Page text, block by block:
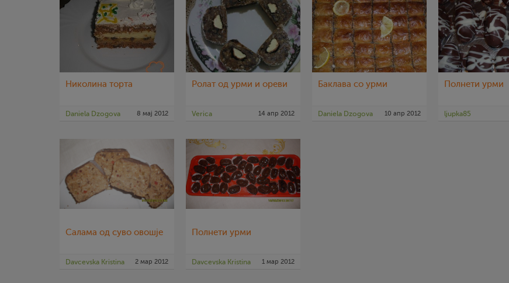
Николина торта
Daniela Dzogova 8 мај 2012
Ролат од урми и ореви
Verica 14 апр 2012
Баклава со урми
Daniela Dzogova 10 апр 2012
Полнети урми
ljupka85
Салама од суво овошје
Davcevska Kristina 2 мар 2012
Полнети урми
Davcevska Kristina 1 мар 2012